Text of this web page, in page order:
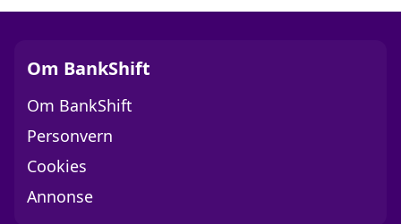
Om BankShift
Om BankShift
Personvern
Cookies
Annonse